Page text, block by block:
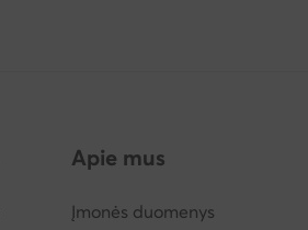
Apie mus
Įmonės duomenys